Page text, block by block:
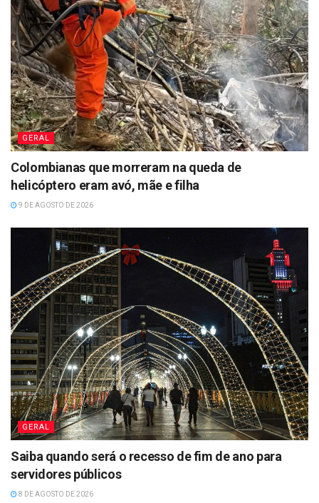
GERAL
Colombianas que morreram na queda de
helicóptero eram avó, mãe e filha
9 DE AGOSTO DE 2026
GERAL
Saiba quando será o recesso de fim de ano para
servidores públicos
8 DE AGOSTO DE 2026